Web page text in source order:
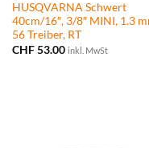
HUSQVARNA Schwert
40cm/16″, 3/8″ MINI, 1.3
56 Treiber, RT
CHF53.00 inkl. MwSt